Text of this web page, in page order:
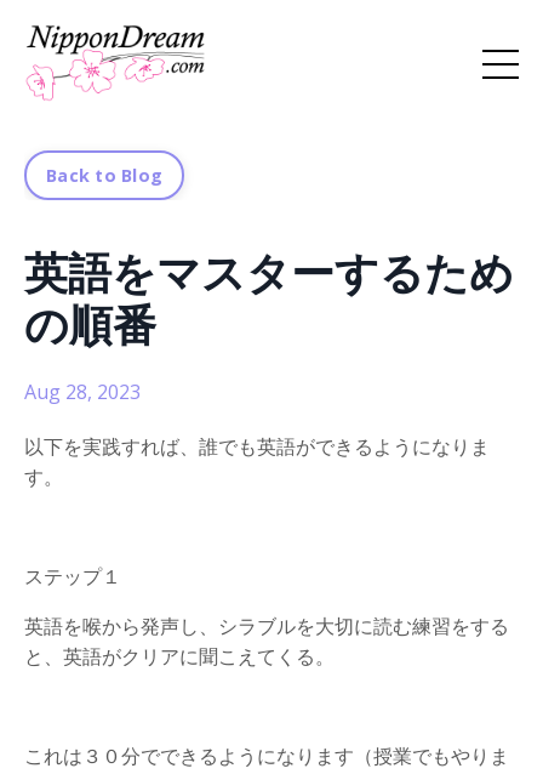
Back to Blog
英語をマスターするため
の順番
Aug 28, 2023
以下を実践すれば、誰でも英語ができるようになりま
す。
ステップ１
英語を喉から発声し、シラブルを大切に読む練習をする
と、英語がクリアに聞こえてくる。
これは３０分でできるようになります（授業でもやりま